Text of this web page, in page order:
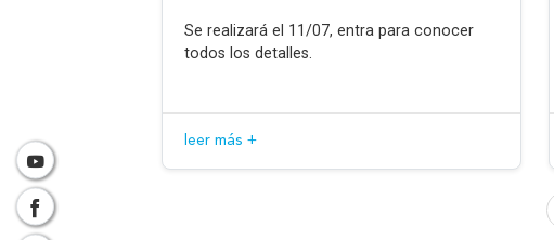
Se realizará el 11/07, entra para conocer
todos los detalles.
leer más +